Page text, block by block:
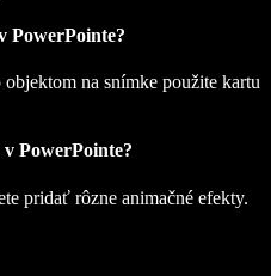
PowerPointe?
na snímke použite kartu
PowerPointe?
pridať rôzne animačné efekty.